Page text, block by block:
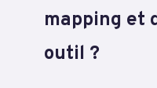
mapping et
outil ?